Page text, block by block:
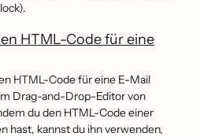
HTML-Code für eine
HTML-Code für eine E-Mail
Drag-and-Drop-Editor von
du den HTML-Code einer
hast, kannst du ihn verwenden,